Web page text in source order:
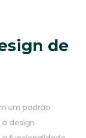
de
um padrão
design